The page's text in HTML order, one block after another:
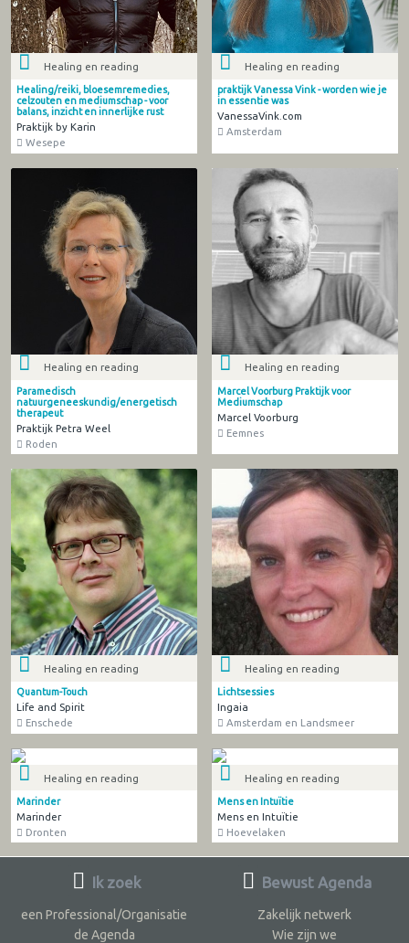
Healing en reading
Healing/reiki, bloesemremedies,
celzouten en mediumschap - voor
balans, inzicht en innerlijke rust
Praktijk by Karin
Wesepe
Healing en reading
praktijk Vanessa Vink - worden wie je
in essentie was
VanessaVink.com
Amsterdam
Healing en reading
Paramedisch
natuurgeneeskundig/energetisch
therapeut
Praktijk Petra Weel
Roden
Healing en reading
Marcel Voorburg Praktijk voor
Mediumschap
Marcel Voorburg
Eemnes
Healing en reading
Quantum-Touch
Life and Spirit
Enschede
Healing en reading
Lichtsessies
Ingaia
Amsterdam en Landsmeer
Healing en reading
Marinder
Marinder
Dronten
Healing en reading
Mens en Intuïtie
Mens en Intuïtie
Hoevelaken
Ik zoek
een Professional/Organisatie
de Agenda
Bewust Agenda
Zakelijk netwerk
Wie zijn we